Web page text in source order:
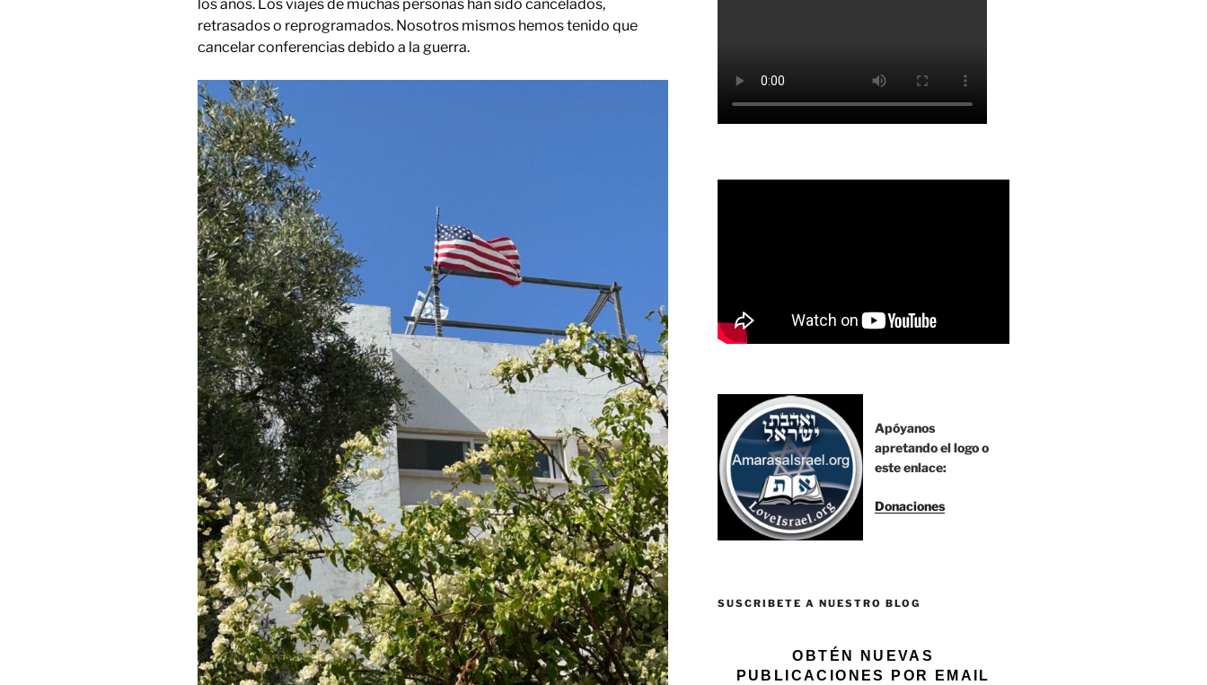
los años. Los viajes de muchas personas han sido cancelados,
retrasados ​​o reprogramados. Nosotros mismos hemos tenido que
cancelar conferencias debido a la guerra.
Apóyanos
apretando el logo o
este enlace:
Donaciones
SUSCRIBETE A NUESTRO BLOG
OBTÉN NUEVAS
PUBLICACIONES POR EMAIL